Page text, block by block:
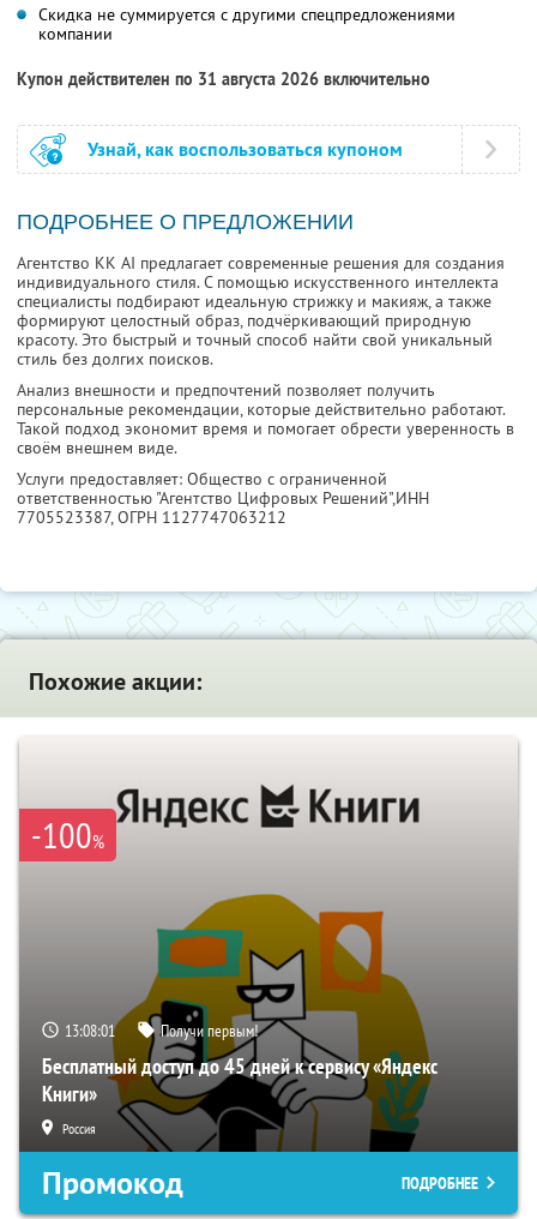
Скидка не суммируется с другими спецпредложениями
компании
Купон действителен по 31 августа 2026 включительно
Узнай, как воспользоваться купоном
ПОДРОБНЕЕ О ПРЕДЛОЖЕНИИ
Агентство KK AI предлагает современные решения для создания
индивидуального стиля. С помощью искусственного интеллекта
специалисты подбирают идеальную стрижку и макияж, а также
формируют целостный образ, подчёркивающий природную
красоту. Это быстрый и точный способ найти свой уникальный
стиль без долгих поисков.
Анализ внешности и предпочтений позволяет получить
персональные рекомендации, которые действительно работают.
Такой подход экономит время и помогает обрести уверенность в
своём внешнем виде.
Услуги предоставляет: Общество с ограниченной
ответственностью "Агентство Цифровых Решений",ИНН
7705523387, ОГРН 1127747063212
Похожие акции:
-100%
13:08:00 Получи первым!
Бесплатный доступ до 45 дней к сервису «Яндекс
Книги»
Россия
Промокод ПОДРОБНЕЕ